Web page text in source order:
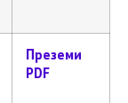
Преземи
PDF